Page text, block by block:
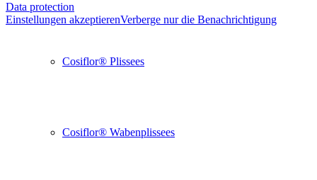
Cosiflor® Plissees
Cosiflor® Wabenplissees
Data protection
Einstellungen akzeptierenVerberge nur die Benachrichtigung